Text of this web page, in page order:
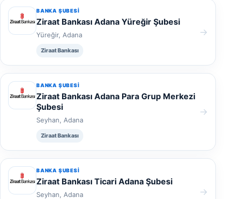
BANKA ŞUBESI
Ziraat Bankası Adana Yüreğir Şubesi
Yüreğir, Adana
Ziraat Bankası
→
BANKA ŞUBESI
Ziraat Bankası Adana Para Grup Merkezi
Şubesi
Seyhan, Adana
Ziraat Bankası
→
BANKA ŞUBESI
Ziraat Bankası Ticari Adana Şubesi
Seyhan, Adana →